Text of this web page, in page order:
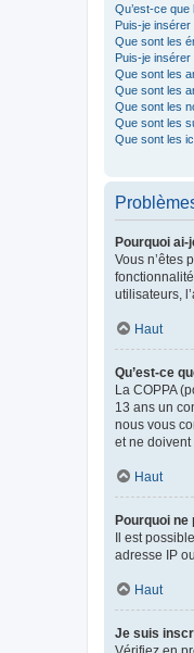
Qu’est-ce que
Puis-je
Que sont les
Puis-je
Que sont les
Que sont les
Que sont les
Que sont les
Que sont les
Pourquoi ai-
Vous n’êtes
utilisateurs,
Haut
Qu’est-ce
La COPPA
13 ans un
nous vous
et ne doivent
Haut
Pourquoi ne
Il est
adresse IP
Haut
Je suis